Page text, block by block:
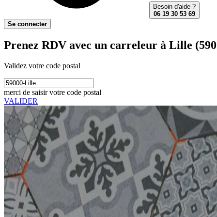
Besoin d'aide ?
06 19 30 53 69
Se connecter
Prenez RDV avec un carreleur à Lille
Validez votre code postal
merci de saisir votre code postal
VALIDER